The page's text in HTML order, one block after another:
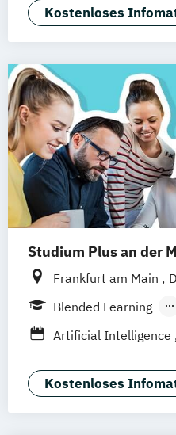
Technologie &
Kostenloses
Studium Plus an der
Frankfurt am Main
München
Stuttgart
Blended Learning
Berufsbegleitendes
Artificial Intelligence
Eventmanagement
Kostenloses